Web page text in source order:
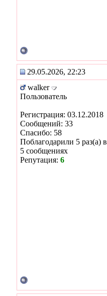
29.05.2026, 22:23
walker
Пользователь
Регистрация: 03.12.2018
Сообщений: 33
Спасибо: 58
Поблагодарили 5 раз(а) в
5 сообщениях
Репутация: 6